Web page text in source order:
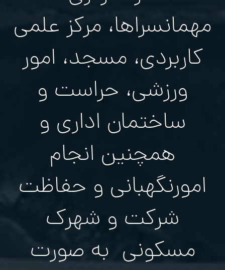
مهمانسراها، مرکز علمی
کاربردی، مسجد، امور
ورزشی، حراست و
ساختمان اداری و
همچنين انجام
امورنگهبانی و حفاظت
شركت و شهرک
مسکونی به صورت